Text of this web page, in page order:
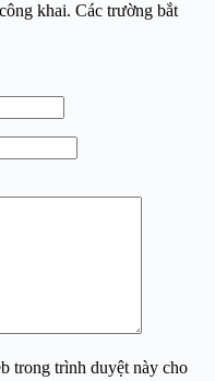
khai. Các trường bắt
trong trình duyệt này cho